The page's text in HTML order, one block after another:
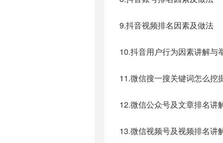
9.抖音视频排名因素及做法
10.抖音用户行为因素讲解与
11.微信搜一搜关键词怎么挖
12.微信公众号及文章排名讲
13.微信视频号及视频排名讲